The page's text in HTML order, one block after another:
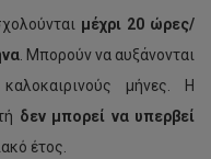
μέχρι 20 ώρες/
. Μπορούν να αυξάνονται
μήνες. Η
δεν μπορεί να υπερβεί
έτος.